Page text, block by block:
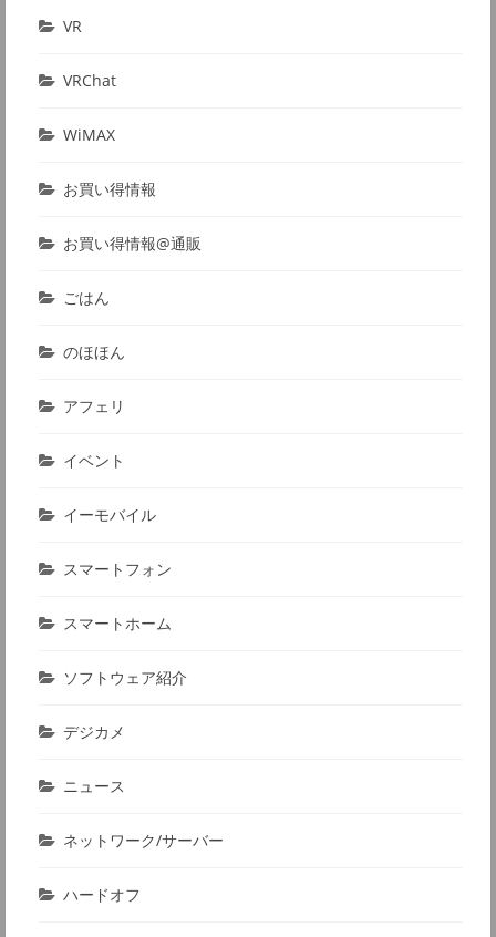
VR
VRChat
WiMAX
お買い得情報
お買い得情報@通販
ごはん
のほほん
アフェリ
イベント
イーモバイル
スマートフォン
スマートホーム
ソフトウェア紹介
デジカメ
ニュース
ネットワーク/サーバー
ハードオフ